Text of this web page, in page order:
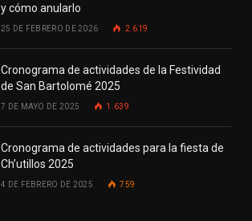
y cómo anularlo
25 DE FEBRERO DE 2026 2.619
Cronograma de actividades de la Festividad
de San Bartolomé 2025
7 DE MAYO DE 2025 1.639
Cronograma de actividades para la fiesta de
Ch’utillos 2025
4 DE FEBRERO DE 2025 759